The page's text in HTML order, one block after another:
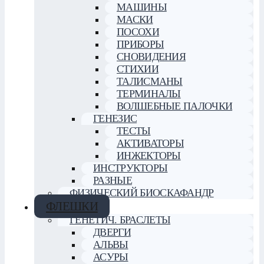
МАШИНЫ
МАСКИ
ПОСОХИ
ПРИБОРЫ
СНОВИДЕНИЯ
СТИХИИ
ТАЛИСМАНЫ
ТЕРМИНАЛЫ
ВОЛШЕБНЫЕ ПАЛОЧКИ
ГЕНЕЗИС
ТЕСТЫ
АКТИВАТОРЫ
ИНЖЕКТОРЫ
ИНСТРУКТОРЫ
РАЗНЫЕ
ФИЗИЧЕСКИЙ БИОСКАФАНДР
ФЛЕШКИ
ГЕНЕТИЧ. БРАСЛЕТЫ
ДВЕРГИ
АЛЬВЫ
АСУРЫ